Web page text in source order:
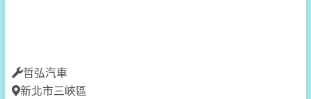
哲弘汽車
新北市三峽區